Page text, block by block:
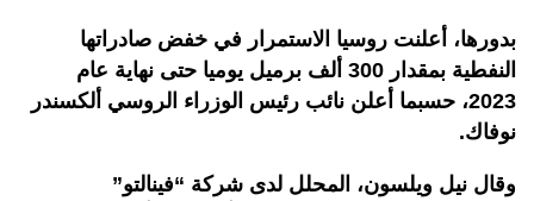
بدورها، أعلنت روسيا الاستمرار في خفض صادراتها
النفطية بمقدار 300 ألف برميل يوميا حتى نهاية عام
2023، حسبما أعلن نائب رئيس الوزراء الروسي ألكسندر
نوفاك.
وقال نيل ويلسون، المحلل لدى شركة “فينالتو”